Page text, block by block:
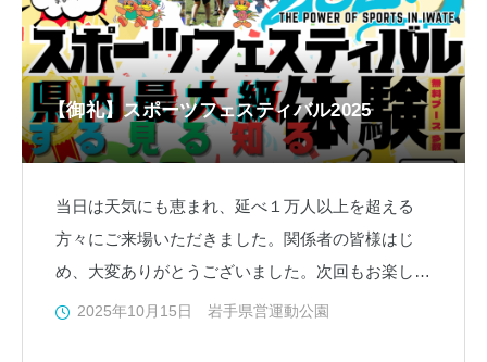
【御礼】スポーツフェスティバル2025
当日は天気にも恵まれ、延べ１万人以上を超える
方々にご来場いただきました。関係者の皆様はじ
め、大変ありがとうございました。次回もお楽しみ
に！！ チラシの印刷はこちらから 表面 裏面
2025年10月15日 岩手県営運動公園